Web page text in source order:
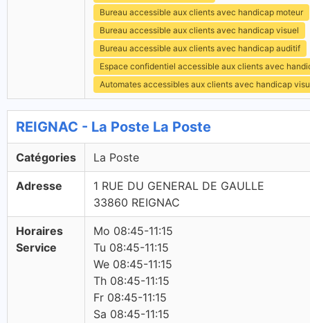
Bureau accessible aux clients avec handicap moteur
Bureau accessible aux clients avec handicap visuel
Bureau accessible aux clients avec handicap auditif
Espace confidentiel accessible aux clients avec
Automates accessibles aux clients avec handicap
REIGNAC - La Poste La Poste
Catégories La Poste
Adresse
1 RUE DU GENERAL DE GAULLE
33860 REIGNAC
Horaires
Service
Mo 08:45-11:15
Tu 08:45-11:15
We 08:45-11:15
Th 08:45-11:15
Fr 08:45-11:15
Sa 08:45-11:15